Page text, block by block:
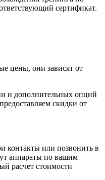
сертификат.
цены, они зависят от
и дополнительных опций
скидки от
контакты или позвонить в
аппараты по вашим
расчет стоимости